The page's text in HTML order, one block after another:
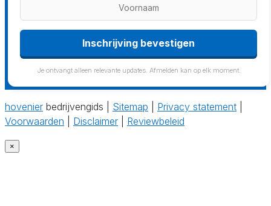
Inschrijving bevestigen
Je ontvangt alleen relevante updates. Afmelden kan op elk moment.
hovenier bedrijvengids | Sitemap Privacy statement
Voorwaarden
Disclaimer Reviewbeleid
×